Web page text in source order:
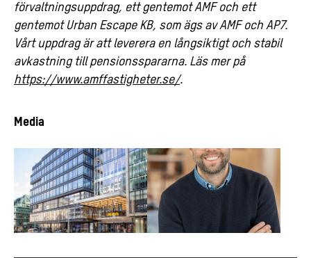
förvaltningsuppdrag, ett gentemot AMF och ett
gentemot Urban Escape KB, som ägs av AMF och AP7.
Vårt uppdrag är att leverera en långsiktigt och stabil
avkastning till pensionsspararna. Läs mer på
https://www.amffastigheter.se/.
Media